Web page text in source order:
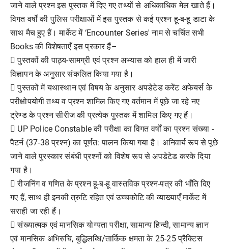
जाने वाले प्रश्न इस पुस्तक में दिए गए तथ्यों से अधिकाधिक मेल खाते हैं।
विगत वर्षों की पुलिस परीक्षाओं में इस पुस्तक से कई प्रश्न हू-ब-हू डाटा के
साथ मैच हुए हैं। मार्केट में ‘Encounter Series' नाम से चर्चित सभी
Books की विशेषताएँ इस प्रकार हैं–
 पुस्तकों की पाठ्य-सामग्री एवं प्रश्न अभ्यास को हाल ही में जारी
विज्ञापन के अनुसार संकलित किया गया है।
 पुस्तकों में यथास्थान एवं विषय के अनुसार अपडेटेड करेंट अफेयर्स के
परीक्षोपयोगी तथ्य व प्रश्न शामिल किए गए वर्तमान में पूछे जा रहे नए
ट्रेण्ड के प्रश्न सीरीज की प्रत्येक पुस्तक में शामिल किए गए हैं।
 UP Police Constable की परीक्षा का विगत वर्षों का प्रश्न संख्या -
पैटर्न (37-38 प्रश्न) का पूर्णत: पालन किया गया है। अनिवार्य रूप से पूछे
जाने वाले पुरस्कार संबंधी प्रश्नों को विशेष रूप से अपडेटेड करके दिया
गया है।
 रीजनिंग व गणित के प्रश्न हू-ब-हू वास्तविक प्रश्न-पत्र की भाँति दिए
गए हैं, साथ ही इनकी त्रुटि रहित एवं उच्चकोटि की व्याख्याएँ मार्केट में
सराही जा रही हैं।
 संख्यात्मक एवं मानसिक योग्यता परीक्षा, सामान्य हिन्दी, सामान्य ज्ञान
एवं मानसिक अभिरुचि, बुद्धिलब्धि/तार्किक क्षमता के 25-25 प्रैक्टिस